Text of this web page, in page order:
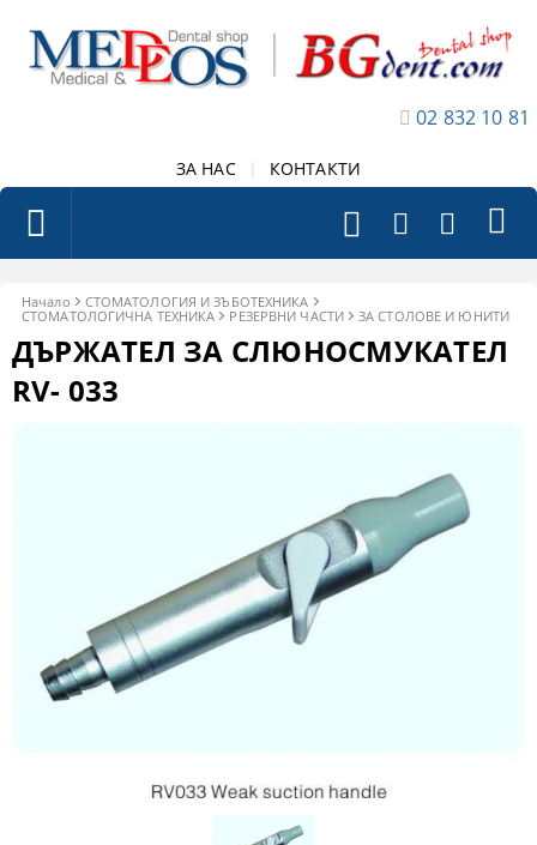
02 832 10 81
ЗА НАС КОНТАКТИ
Начало
СТОМАТОЛОГИЯ И ЗЪБОТЕХНИКА
СТОМАТОЛОГИЧНА ТЕХНИКА
РЕЗЕРВНИ ЧАСТИ ЗА СТОЛОВЕ И ЮНИТИ
ДЪРЖАТЕЛ ЗА СЛЮНОСМУКАТЕЛ
RV- 033